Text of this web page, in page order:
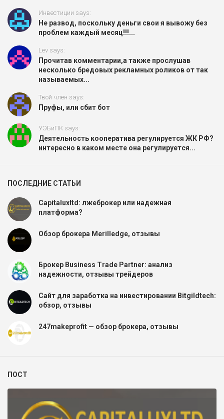
Инвестиции says:
Не развод, поскольку деньги свои я вывожу без
проблем каждый месяц!!!...
Lev says:
Прочитав комментарии,а также прослушав
несколько бредовых рекламных роликов от так
называемых...
Твой член says:
Пруфы, или сбит бот
УЭБиПК says:
Деятельность кооператива регулируется ЖК РФ?
интересно в каком месте она регулируется...
ПОСЛЕДНИЕ СТАТЬИ
Capitaluxltd: лжеброкер или надежная
платформа?
Обзор брокера Merilledge, отзывы
Брокер Business Trade Partner: анализ
надежности, отзывы трейдеров
Сайт для заработка на инвестировании Bitgildtech:
обзор, отзывы
247makeprofit — обзор брокера, отзывы
ПОСТ